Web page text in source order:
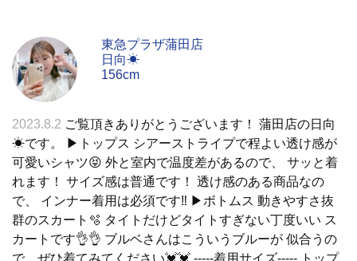
東急プラザ蒲田店
日向☀
156cm
2023.8.2 ご覧頂きありがとうございます！ 蒲田店の日向
☀です。 ▶︎トップス シアーストライプで程よい透け感が
可愛いシャツ😝 外と室内で温度差があるので、 サッと着
れます！ サイズ感は普通です！ 透け感のある商品なの
で、 インナー着用は必須です‼️ ▶︎ボトムス 動きやすさ抜
群のスカート🫧 タイトだけどタイトすぎない丁度いい ス
カートです👌👌 ブルベさんはこういうブルーが 似合うの